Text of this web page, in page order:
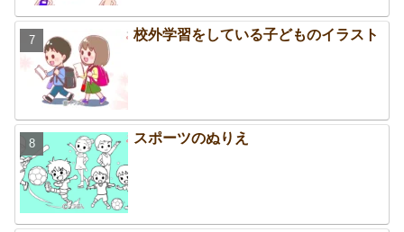
校外学習をしている子どものイラスト
スポーツのぬりえ